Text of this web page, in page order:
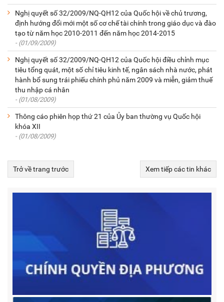
Nghị quyết số 32/2009/NQ-QH12 của Quốc hội về chủ trương,
định hướng đổi mới một số cơ chế tài chính trong giáo dục và đào
tạo từ năm học 2010-2011 đến năm học 2014-2015
- (01/09/2009)
Nghị quyết số 32/2009/NQ-QH12 của Quốc hội điều chỉnh mục
tiêu tổng quát, một số chỉ tiêu kinh tế, ngân sách nhà nước, phát
hành bổ sung trái phiếu chính phủ năm 2009 và miễn, giảm thuế
thu nhập cá nhân
- (01/08/2009)
Thông cáo phiên họp thứ 21 của Ủy ban thường vụ Quốc hội
khóa XII
- (01/08/2009)
Trở về trang trước Xem tiếp các tin khác